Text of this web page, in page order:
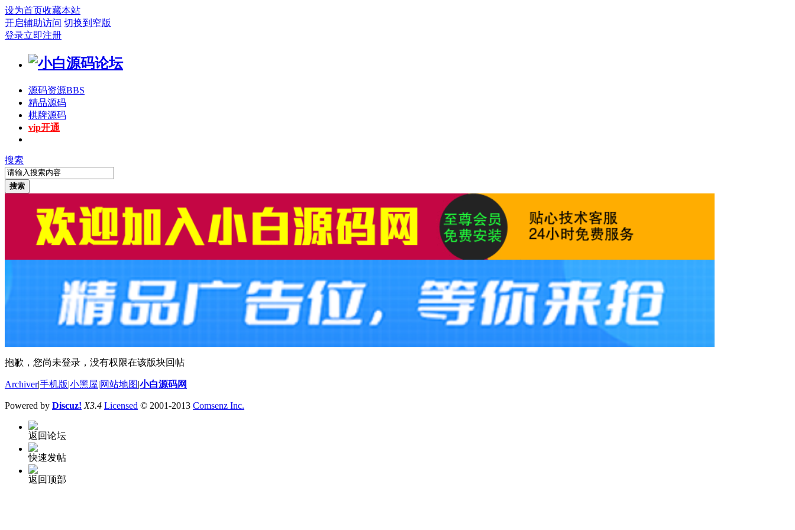
设为首页收藏本站
开启辅助访问 切换到窄版
登录立即注册
源码资源BBS
精品源码
棋牌源码
vip开通
搜索
搜索
抱歉，您尚未登录，没有权限在该版块回帖
Archiver|手机版 小黑屋 网站地图 小白源码网
Powered by Discuz! X3.4 Licensed © 2001-2013 Comsenz Inc.
返回论坛
快速发帖
返回顶部